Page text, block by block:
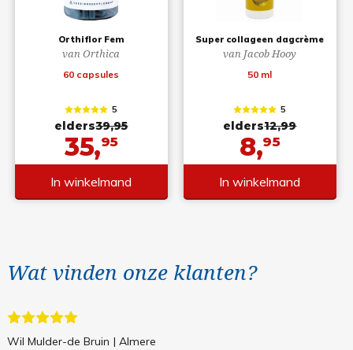
Orthiflor Fem
van Orthica
60 capsules
5
elders39,95
35,95
In winkelmand
Super collageen dagcrème
van Jacob Hooy
50 ml
5
elders12,99
8,95
In winkelmand
Wat vinden onze klanten?
Wil Mulder-de Bruin | Almere